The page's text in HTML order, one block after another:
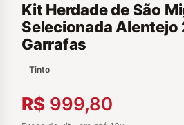
Kit Herdade de São
Selecionada Alentejo
Garrafas
Tinto
R$ 999,80